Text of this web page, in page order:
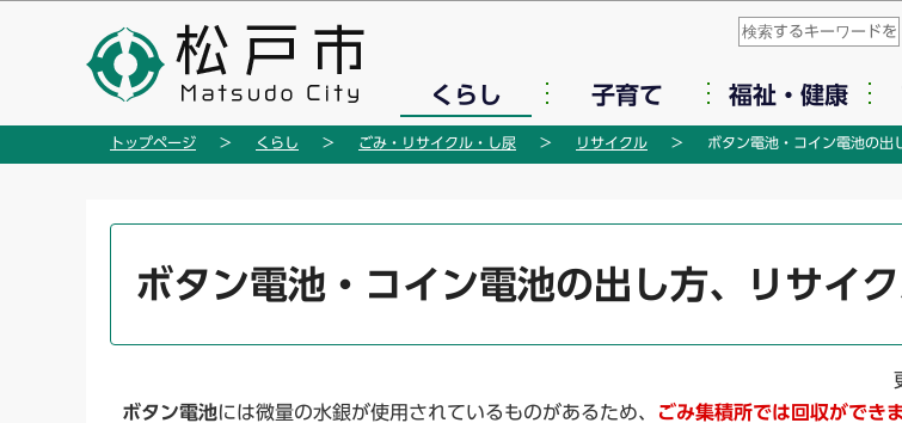
の
このページの本文へ移
くらし 子育て 福祉・健康
トップページ くらし ごみ・リサイクル・し尿 リサイクル ボタン電池・コイン電池の出
ボタン電池・コイン電池の出し方、リサイ
ボタン電池には微量の水銀が使用されているものがあるため、 ごみ集積所では回収ができ